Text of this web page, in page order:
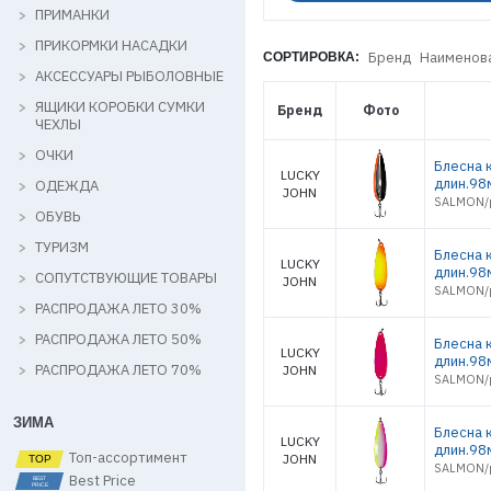
ПРИМАНКИ
ПРИКОРМКИ НАСАДКИ
АКСЕССУАРЫ РЫБОЛОВНЫЕ
ЯЩИКИ КОРОБКИ СУМКИ
ЧЕХЛЫ
ОЧКИ
ОДЕЖДА
ОБУВЬ
ТУРИЗМ
СОПУТСТВУЮЩИЕ ТОВАРЫ
РАСПРОДАЖА ЛЕТО 30%
РАСПРОДАЖА ЛЕТО 50%
РАСПРОДАЖА ЛЕТО 70%
ЗИМА
Топ-ассортимент
Best Price
СОРТИРОВКА: Бренд
Бренд Фото
LUCKY
JOHN
Блесна
LUCKY
JOHN
Блесна
LUCKY
JOHN
Блесна
LUCKY
JOHN
Блесна